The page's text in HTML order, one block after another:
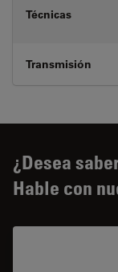
Técnicas
Transmisión
¿Desea
Hable con